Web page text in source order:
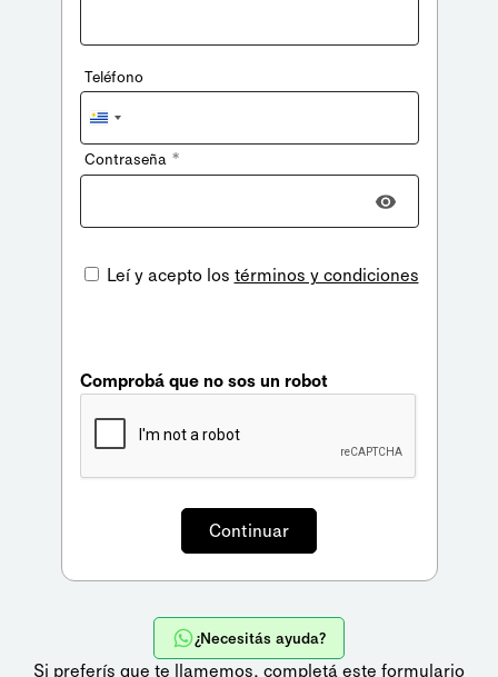
Teléfono
Uruguay
+598
Contraseña *
Leí y acepto los términos y condiciones
Comprobá que no sos un robot
¿Necesitás ayuda?
Si preferís que te llamemos, completá este formulario